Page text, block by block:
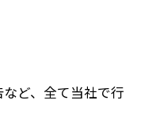
ど、全て当社で行